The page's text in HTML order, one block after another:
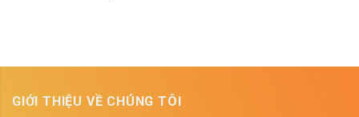
GIỚI THIỆU VỀ CHÚNG TÔI